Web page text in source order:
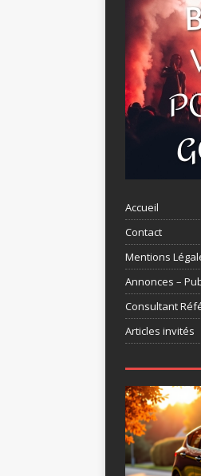
Accueil
Contact
Mentions
Annonces –
Consultant
Articles invités